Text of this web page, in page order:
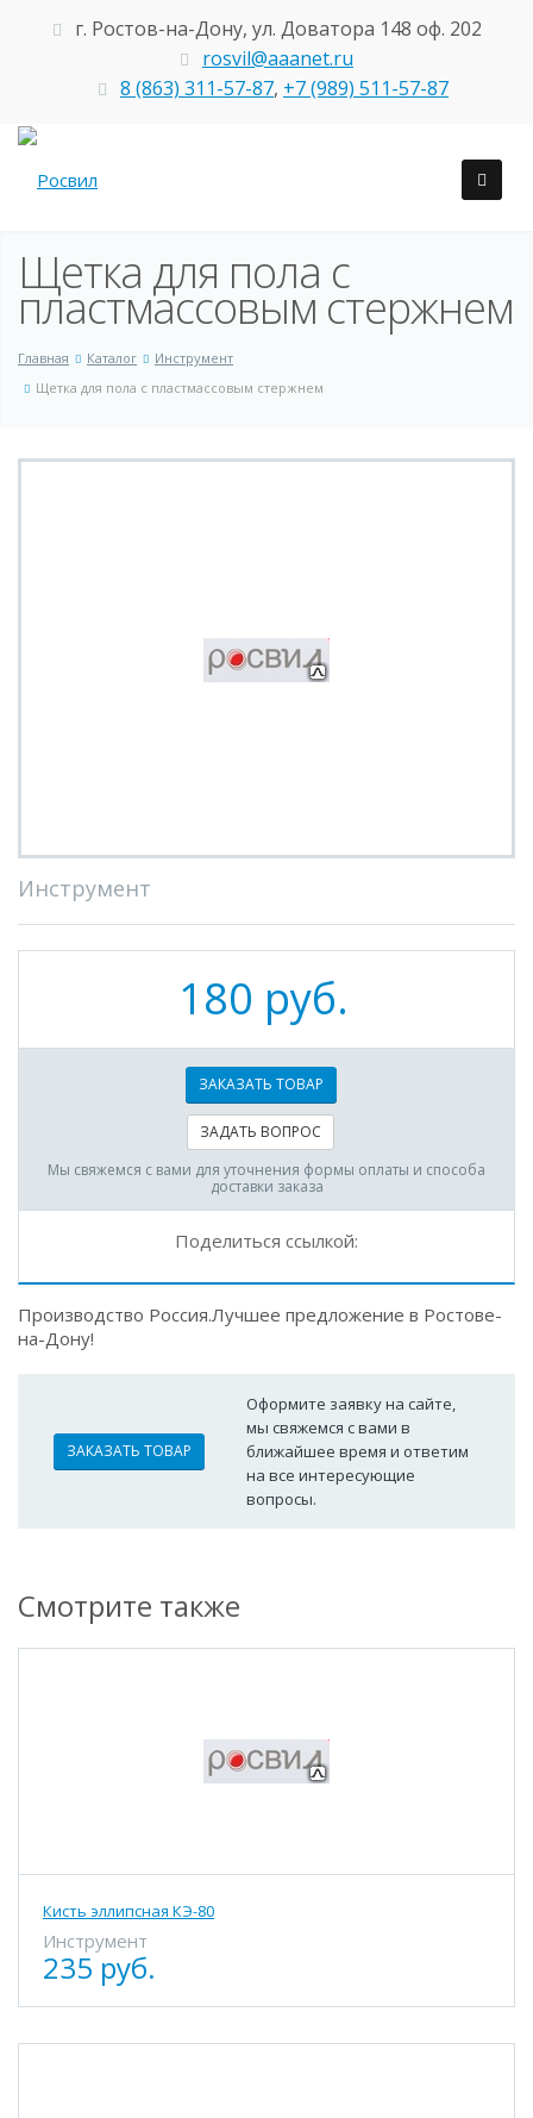
г. Ростов-на-Дону, ул. Доватора 148 оф. 202
rosvil@aaanet.ru
8 (863) 311-57-87, +7 (989) 511-57-87
Щетка для пола с
пластмассовым стержнем
Главная Каталог
Инструмент
Щетка для пола с пластмассовым стержнем
Инструмент
180 руб.
ЗАКАЗАТЬ ТОВАР
ЗАДАТЬ ВОПРОС
Мы свяжемся с вами для уточнения формы оплаты и способа
доставки заказа
Поделиться ссылкой:
Производство Россия.Лучшее предложение в Ростове-
на-Дону!
ЗАКАЗАТЬ ТОВАР
Оформите заявку на сайте,
мы свяжемся с вами в
ближайшее время и ответим
на все интересующие
вопросы.
Смотрите также
Кисть эллипсная КЭ-80
Инструмент
235 руб.